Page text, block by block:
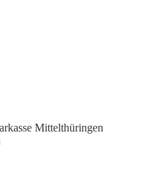
Mittelthüringen